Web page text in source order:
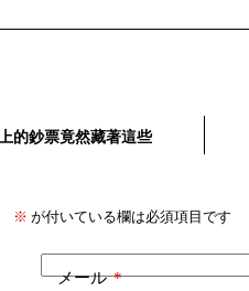
的鈔票竟然藏著這些
※ が付いている欄は必須項目です
メール*